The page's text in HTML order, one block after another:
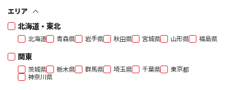
エリア
北海道・東北
北海道 青森県 岩手県 秋田県 宮城県 山形県 福島県
関東
茨城県 栃木県 群馬県 埼玉県 千葉県
東京都
神奈川県